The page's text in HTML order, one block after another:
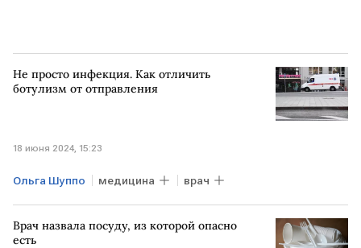
Не просто инфекция. Как отличить
ботулизм от отправления
18 июня 2024, 15:23
Ольга Шуппо медицина врач
Врач назвала посуду, из которой опасно
есть